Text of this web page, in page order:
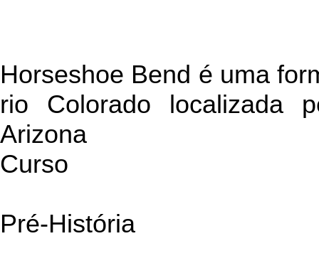
Horseshoe Bend é uma
rio Colorado localizada
Arizona
Curso
Pré-História